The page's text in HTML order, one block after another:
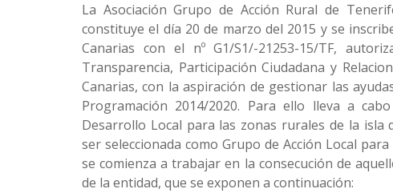
La Asociación Grupo de Acción Rural de
constituye el día 20 de marzo del 2015 y se
Canarias con el nº G1/S1/-21253-15/TF,
Transparencia, Participación Ciudadana y
Canarias, con la aspiración de gestionar las
Programación 2014/2020. Para ello lleva a
Desarrollo Local para las zonas rurales de la
ser seleccionada como Grupo de Acción Local
se comienza a trabajar en la consecución de
de la entidad, que se exponen a continuación: